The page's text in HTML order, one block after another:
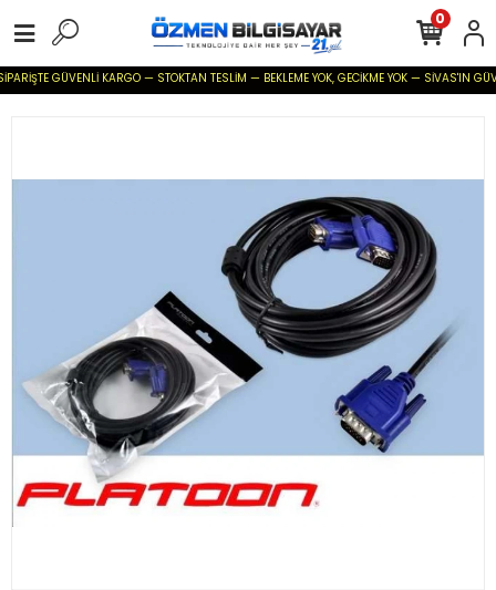
GÜVENLİ KARGO — STOKTAN TESLİM — BEKLEME YOK, GECİKME YOK — SİVAS'IN
0